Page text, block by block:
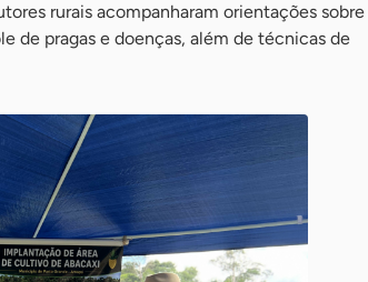
rurais acompanharam orientações sobre
de pragas e doenças, além de técnicas de